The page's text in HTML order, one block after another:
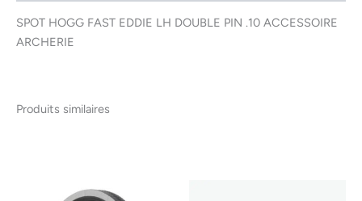
SPOT HOGG FAST EDDIE LH DOUBLE PIN .10 ACCESSOIRE
ARCHERIE
Produits similaires